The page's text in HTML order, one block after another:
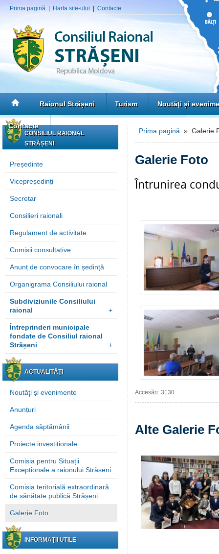
Prima pagină Harta site-ului Contacte
Raionul Strășeni Turism Noutăţi și
Contacte
CONSILIUL RAIONAL
STRĂȘENI
Președinte
Vicepreședinți
Secretar
Consilieri raionali
Regulament de activitate
Comisii consultative
Anunț de convocare în ședință
Organigrama Consiliului raional
Subdiviziunile Consiliului
raional
+
Întreprinderi municipale
fondate de Consiliul raional
Strășeni
+
ACTUALITĂȚI
Noutăţi și evenimente
Anunțuri
Agenda săptămânii
Proiecte investiționale
Comisia pentru Situații
Excepționale a raionului Strășeni
Comisia teritorială extraordinară
de sănătate publică Strășeni
Galerie Foto
INFORMAȚII UTILE
Prima pagină » Galerie
Galerie Foto
Întrunirea
Accesări: 3130
Alte Galerie